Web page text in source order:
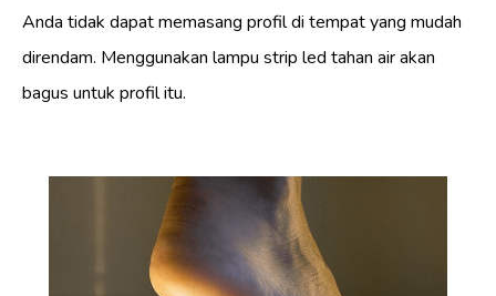
Anda tidak dapat memasang profil di tempat yang mudah
direndam. Menggunakan lampu strip led tahan air akan
bagus untuk profil itu.